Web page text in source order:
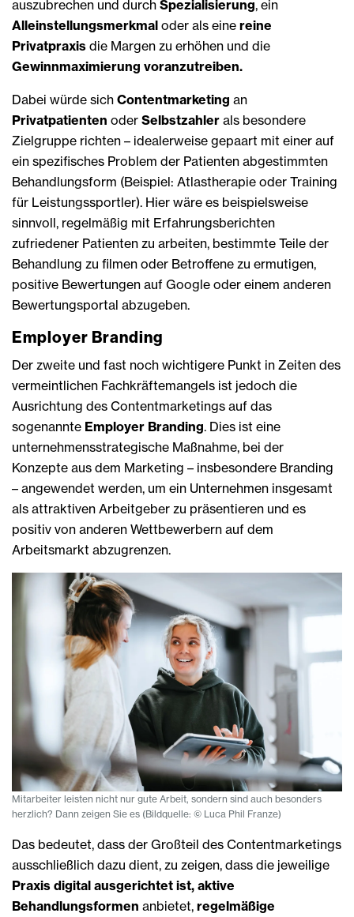
auszubrechen und durch Spezialisierung, ein
Alleinstellungsmerkmal oder als eine reine
Privatpraxis die Margen zu erhöhen und die
Gewinnmaximierung voranzutreiben.
Dabei würde sich Contentmarketing an
Privatpatienten oder Selbstzahler als besondere
Zielgruppe richten – idealerweise gepaart mit einer auf
ein spezifisches Problem der Patienten abgestimmten
Behandlungsform (Beispiel: Atlastherapie oder Training
für Leistungssportler). Hier wäre es beispielsweise
sinnvoll, regelmäßig mit Erfahrungsberichten
zufriedener Patienten zu arbeiten, bestimmte Teile der
Behandlung zu filmen oder Betroffene zu ermutigen,
positive Bewertungen auf Google oder einem anderen
Bewertungsportal abzugeben.
Employer Branding
Der zweite und fast noch wichtigere Punkt in Zeiten des
vermeintlichen Fachkräftemangels ist jedoch die
Ausrichtung des Contentmarketings auf das
sogenannte Employer Branding. Dies ist eine
unternehmensstrategische Maßnahme, bei der
Konzepte aus dem Marketing – insbesondere Branding
– angewendet werden, um ein Unternehmen insgesamt
als attraktiven Arbeitgeber zu präsentieren und es
positiv von anderen Wettbewerbern auf dem
Arbeitsmarkt abzugrenzen.
Mitarbeiter leisten nicht nur gute Arbeit, sondern sind auch besonders
herzlich? Dann zeigen Sie es (Bildquelle: © Luca Phil Franze)
Das bedeutet, dass der Großteil des Contentmarketings
ausschließlich dazu dient, zu zeigen, dass die jeweilige
Praxis digital ausgerichtet ist, aktive
Behandlungsformen anbietet, regelmäßige